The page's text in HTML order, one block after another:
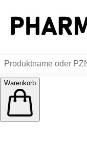
Warenkorb